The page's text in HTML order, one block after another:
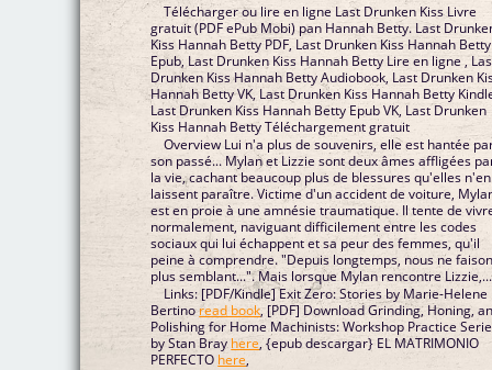
Télécharger ou lire en ligne Last Drunken Kiss Livre
gratuit (PDF ePub Mobi) pan Hannah Betty. Last
Kiss Hannah Betty PDF, Last Drunken Kiss Hannah Betty
Epub, Last Drunken Kiss Hannah Betty Lire en ligne ,
Drunken Kiss Hannah Betty Audiobook, Last Drunken
Hannah Betty VK, Last Drunken Kiss Hannah Betty
Last Drunken Kiss Hannah Betty Epub VK, Last Drunken
Kiss Hannah Betty Téléchargement gratuit
Overview Lui n'a plus de souvenirs, elle est hantée
son passé... Mylan et Lizzie sont deux âmes affligées
la vie, cachant beaucoup plus de blessures qu'elles n'en
laissent paraître. Victime d'un accident de voiture,
est en proie à une amnésie traumatique. Il tente de
normalement, naviguant difficilement entre les codes
sociaux qui lui échappent et sa peur des femmes, qu'il
peine à comprendre. "Depuis longtemps, nous ne
plus semblant...". Mais lorsque Mylan rencontre Lizzie,...
Links: [PDF/Kindle] Exit Zero: Stories by Marie-Helene
Bertinoread book, [PDF] Download Grinding, Honing,
Polishing for Home Machinists: Workshop Practice
by Stan Brayhere, {epub descargar} EL MATRIMONIO
PERFECTO here,